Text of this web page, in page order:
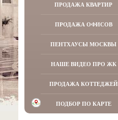
ПРОДАЖА КВАРТИР
ПРОДАЖА ОФИСОВ
ПЕНТХАУСЫ МОСКВЫ
НАШЕ ВИДЕО ПРО ЖК
ПРОДАЖА КОТТЕДЖЕЙ
ПОДБОР ПО КАРТЕ